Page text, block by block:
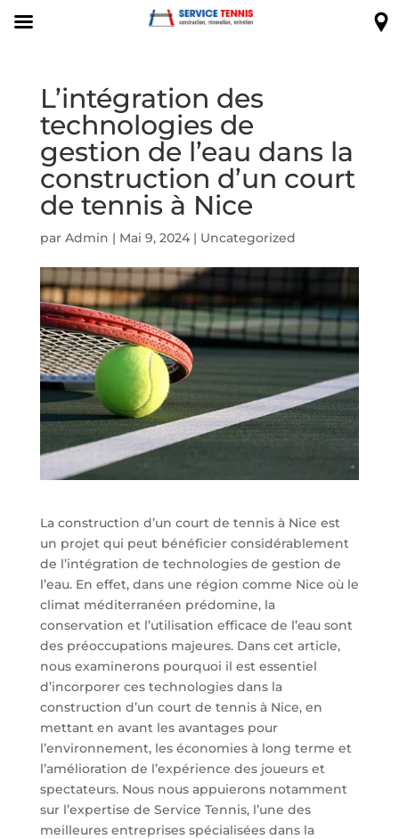
L’intégration des
technologies de
gestion de l’eau dans la
construction d’un court
de tennis à Nice
par Admin | Mai 9, 2024| Uncategorized
La construction d’un court de tennis à Nice est
un projet qui peut bénéficier considérablement
de l’intégration de technologies de gestion de
l’eau. En effet, dans une région comme Nice où le
climat méditerranéen prédomine, la
conservation et l’utilisation efficace de l’eau sont
des préoccupations majeures. Dans cet article,
nous examinerons pourquoi il est essentiel
d’incorporer ces technologies dans la
construction d’un court de tennis à Nice, en
mettant en avant les avantages pour
l’environnement, les économies à long terme et
l’amélioration de l’expérience des joueurs et
spectateurs. Nous nous appuierons notamment
sur l’expertise de Service Tennis, l’une des
meilleures entreprises spécialisées dans la